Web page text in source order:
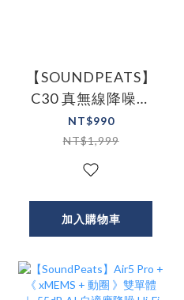
【SOUNDPEATS】
C30 真無線降噪入
耳式 藍牙耳機
-52dB AI 自適應降
噪｜52H 強勁續航
NT$990
NT$1,999
加入購物車